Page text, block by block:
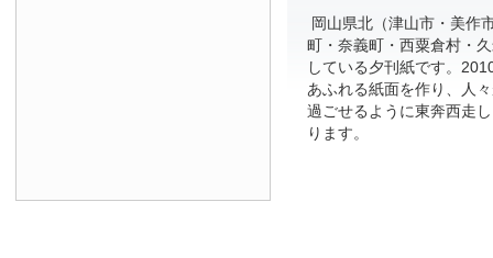
岡山県北（津山市・美作
町・奈義町・西粟倉村・
している夕刊紙です。
あふれる紙面を作り、人
過ごせるように東奔西走
ります。